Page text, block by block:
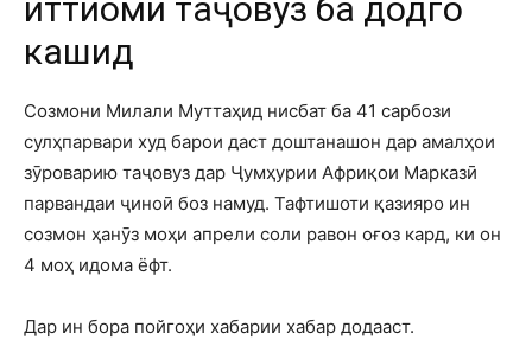
иттиҳоми таҷовуз ба додгоҳ
кашид
Созмони Милали Муттаҳид нисбат ба 41 сарбози
сулҳпарвари худ барои даст доштанашон дар амалҳои
зӯроварию таҷовуз дар Ҷумҳурии Африқои Марказӣ
парвандаи ҷиноӣ боз намуд. Тафтишоти қазияро ин
созмон ҳанӯз моҳи апрели соли равон оғоз кард, ки он
4 моҳ идома ёфт.
Дар ин бора пойгоҳи хабарии хабар додааст.